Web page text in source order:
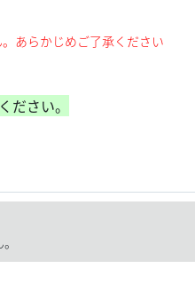
あらかじめご了承ください
さい。